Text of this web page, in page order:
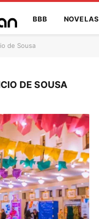
BBB NOVELAS
de Sousa
DE SOUSA